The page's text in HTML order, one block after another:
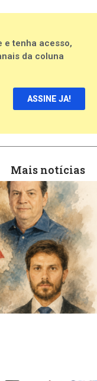
e tenha acesso,
da coluna
ASSINE JA!
Mais notícias